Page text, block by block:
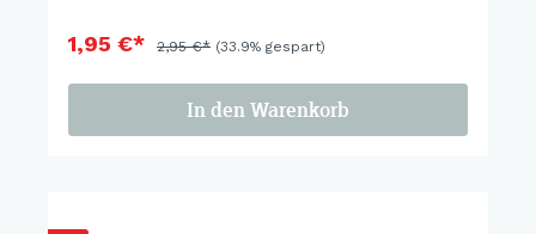
1,95 €* 2,95 €* (33.9% gespart)
In den Warenkorb